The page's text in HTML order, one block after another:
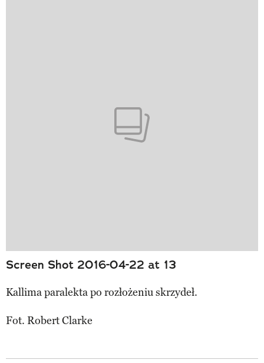
Screen Shot 2016-04-22 at 13
Kallima paralekta po rozłożeniu skrzydeł.
Fot. Robert Clarke